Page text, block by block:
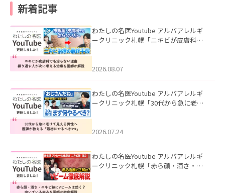
新着記事
わたしの名医Youtube アルバアレルギ
ークリニック札幌「ニキビが皮膚科で
ました。
2026.08.07
わたしの名医Youtube アルバアレルギ
ークリニック札幌「30代から急に老け
た。
2026.07.24
わたしの名医Youtube アルバアレルギ
ークリニック札幌「赤ら顔・酒さ・ニ